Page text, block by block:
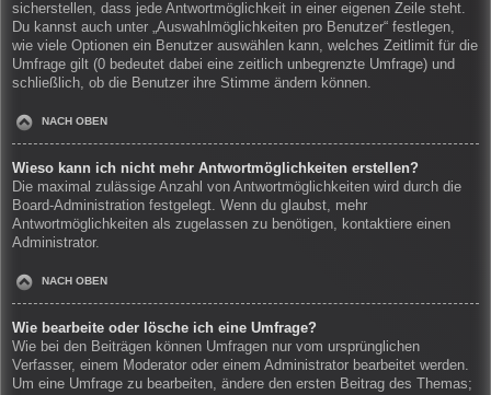
sicherstellen, dass jede Antwortmöglichkeit in einer eigenen Zeile steht.
Du kannst auch unter „Auswahlmöglichkeiten pro Benutzer“ festlegen,
wie viele Optionen ein Benutzer auswählen kann, welches Zeitlimit für die
Umfrage gilt (0 bedeutet dabei eine zeitlich unbegrenzte Umfrage) und
schließlich, ob die Benutzer ihre Stimme ändern können.
NACH OBEN
Wieso kann ich nicht mehr Antwortmöglichkeiten erstellen?
Die maximal zulässige Anzahl von Antwortmöglichkeiten wird durch die
Board-Administration festgelegt. Wenn du glaubst, mehr
Antwortmöglichkeiten als zugelassen zu benötigen, kontaktiere einen
Administrator.
NACH OBEN
Wie bearbeite oder lösche ich eine Umfrage?
Wie bei den Beiträgen können Umfragen nur vom ursprünglichen
Verfasser, einem Moderator oder einem Administrator bearbeitet werden.
Um eine Umfrage zu bearbeiten, ändere den ersten Beitrag des Themas;